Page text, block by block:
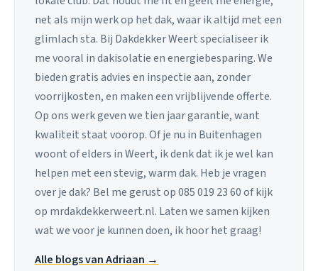
net als mijn werk op het dak, waar ik altijd met een
glimlach sta. Bij Dakdekker Weert specialiseer ik
me vooral in dakisolatie en energiebesparing. We
bieden gratis advies en inspectie aan, zonder
voorrijkosten, en maken een vrijblijvende offerte.
Op ons werk geven we tien jaar garantie, want
kwaliteit staat voorop. Of je nu in Buitenhagen
woont of elders in Weert, ik denk dat ik je wel kan
helpen met een stevig, warm dak. Heb je vragen
over je dak? Bel me gerust op 085 019 23 60 of kijk
op mrdakdekkerweert.nl. Laten we samen kijken
wat we voor je kunnen doen, ik hoor het graag!
Alle blogs van Adriaan →